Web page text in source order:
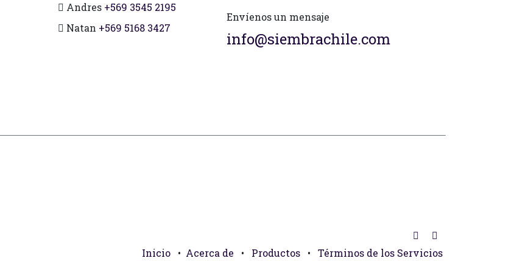
Andres +569 3545 2195
Natan +569 5168 3427
Envíenos un mensaje
info@siembrachile.com
Inicio • Acerca de • Productos • Términos de los Servicios